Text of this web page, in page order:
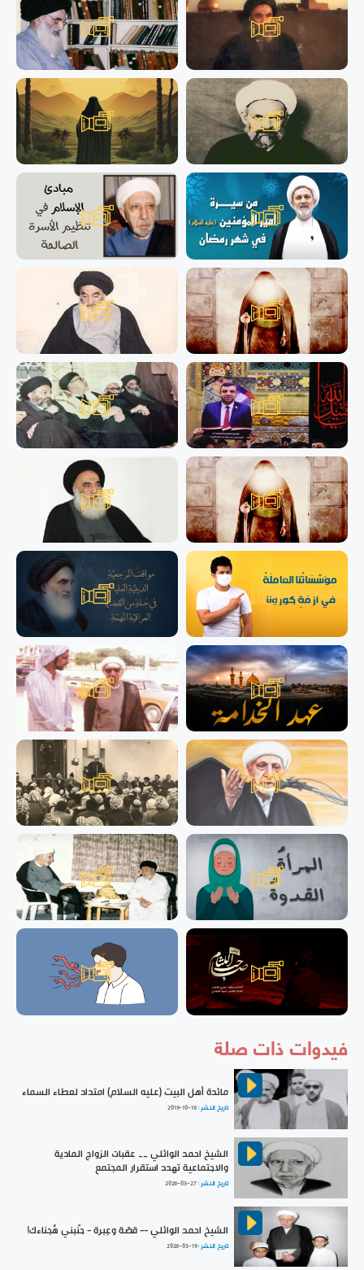
فيدوات ذات صلة
مائدة أهل البيت (عليه السلام) امتداد لعطاء السماء
تاريخ النشر :2019-10-16
الشيخ احمد الوائلي __ عقبات الزواج المادية
والاجتماعية تهدد استقرار المجتمع
تاريخ النشر :2026-03-27
الشيخ احمد الوائلي -- قصّة وعِبرة - جنّبني هُجناءك!
تاريخ النشر :2026-03-19